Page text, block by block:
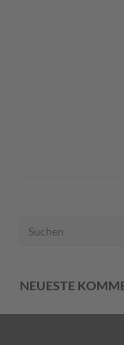
Suchen
NEUESTE